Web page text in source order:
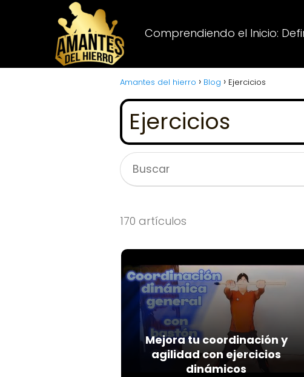
Comprendiendo el Inicio:
Amantes del hierro Blog Ejercicios
Ejercicios
170 artículos
Mejora tu coordinación y
agilidad con ejercicios
dinámicos